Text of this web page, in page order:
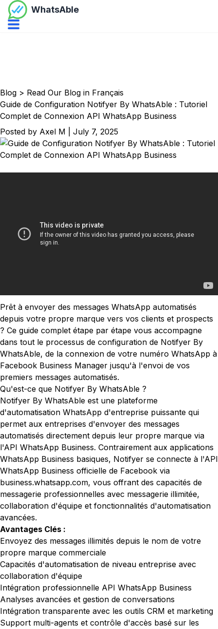
WhatsAble
Open navbar menu
Blog > Read Our Blog in Français
Guide de Configuration Notifyer By WhatsAble : Tutoriel
Complet de Connexion API WhatsApp Business
Posted by Axel M July 7, 2025
Prêt à envoyer des messages WhatsApp automatisés
depuis votre propre marque vers vos clients et prospects
? Ce guide complet étape par étape vous accompagne
dans tout le processus de configuration de Notifyer By
WhatsAble, de la connexion de votre numéro WhatsApp à
Facebook Business Manager jusqu'à l'envoi de vos
premiers messages automatisés.
Qu'est-ce que Notifyer By WhatsAble ?
Notifyer By WhatsAble est une plateforme
d'automatisation WhatsApp d'entreprise puissante qui
permet aux entreprises d'envoyer des messages
automatisés directement depuis leur propre marque via
l'API WhatsApp Business. Contrairement aux applications
WhatsApp Business basiques, Notifyer se connecte à l'API
WhatsApp Business officielle de Facebook via
business.whatsapp.com, vous offrant des capacités de
messagerie professionnelles avec messagerie illimitée,
collaboration d'équipe et fonctionnalités d'automatisation
avancées.
Avantages Clés :
Envoyez des messages illimités depuis le nom de votre
propre marque commerciale
Capacités d'automatisation de niveau entreprise avec
collaboration d'équipe
Intégration professionnelle API WhatsApp Business
Analyses avancées et gestion de conversations
Intégration transparente avec les outils CRM et marketing
Support multi-agents et contrôle d'accès basé sur les